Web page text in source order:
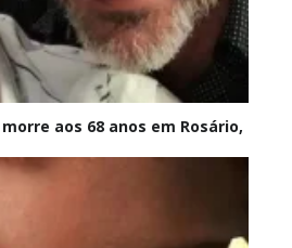
aos 68 anos em Rosário,